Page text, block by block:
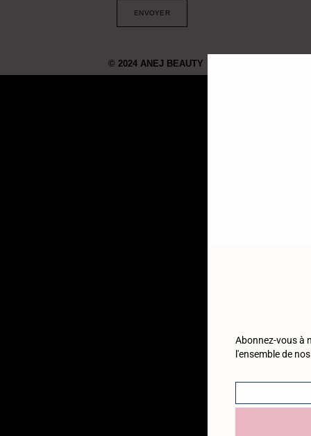
ENVOYER
© 2024 ANEJ BEAUTY
Abonnez-vous à
l'ensemble de